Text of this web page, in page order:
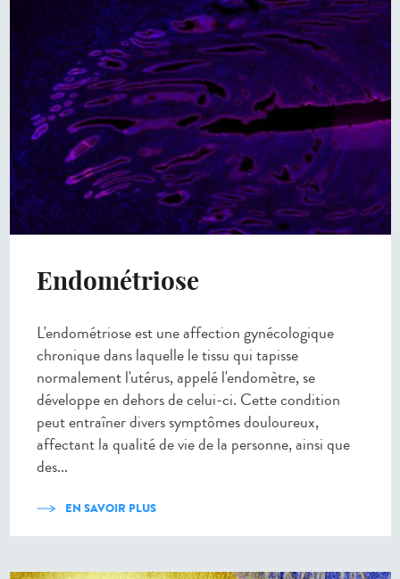
Endométriose
L'endométriose est une affection gynécologique
chronique dans laquelle le tissu qui tapisse
normalement l'utérus, appelé l'endomètre, se
développe en dehors de celui-ci. Cette condition
peut entraîner divers symptômes douloureux,
affectant la qualité de vie de la personne, ainsi que
des...
EN SAVOIR PLUS